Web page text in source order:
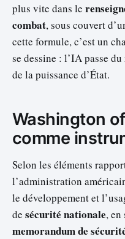
plus vite dans le
combat, sous couvert
cette formule, c’est un
se dessine : l’IA passe
de la puissance d’État.
Washington
comme
Selon les éléments
l’administration
le développement et
de sécurité nationale, en
memorandum de